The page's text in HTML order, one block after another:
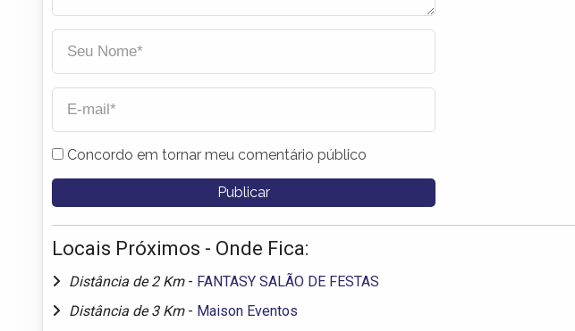
Concordo em tornar meu comentário público
Locais Próximos - Onde Fica:
Distância de 2 Km - FANTASY SALÃO DE FESTAS
Distância de 3 Km - Maison Eventos